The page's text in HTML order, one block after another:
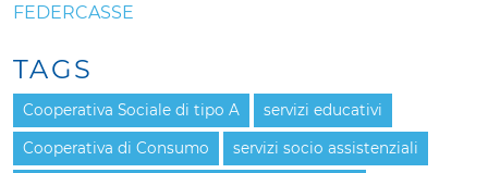
FEDERCASSE
TAGS
Cooperativa Sociale di tipo A servizi educativi
Cooperativa di Consumo servizi socio assistenziali